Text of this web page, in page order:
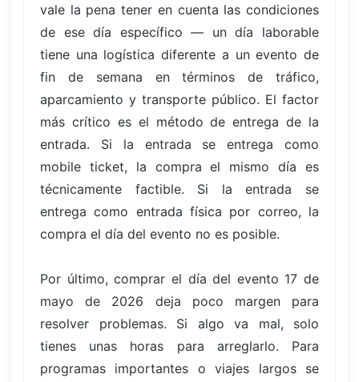
vale la pena tener en cuenta las condiciones
de ese día específico — un día laborable
tiene una logística diferente a un evento de
fin de semana en términos de tráfico,
aparcamiento y transporte público. El factor
más crítico es el método de entrega de la
entrada. Si la entrada se entrega como
mobile ticket, la compra el mismo día es
técnicamente factible. Si la entrada se
entrega como entrada física por correo, la
compra el día del evento no es posible.
Por último, comprar el día del evento 17 de
mayo de 2026 deja poco margen para
resolver problemas. Si algo va mal, solo
tienes unas horas para arreglarlo. Para
programas importantes o viajes largos se